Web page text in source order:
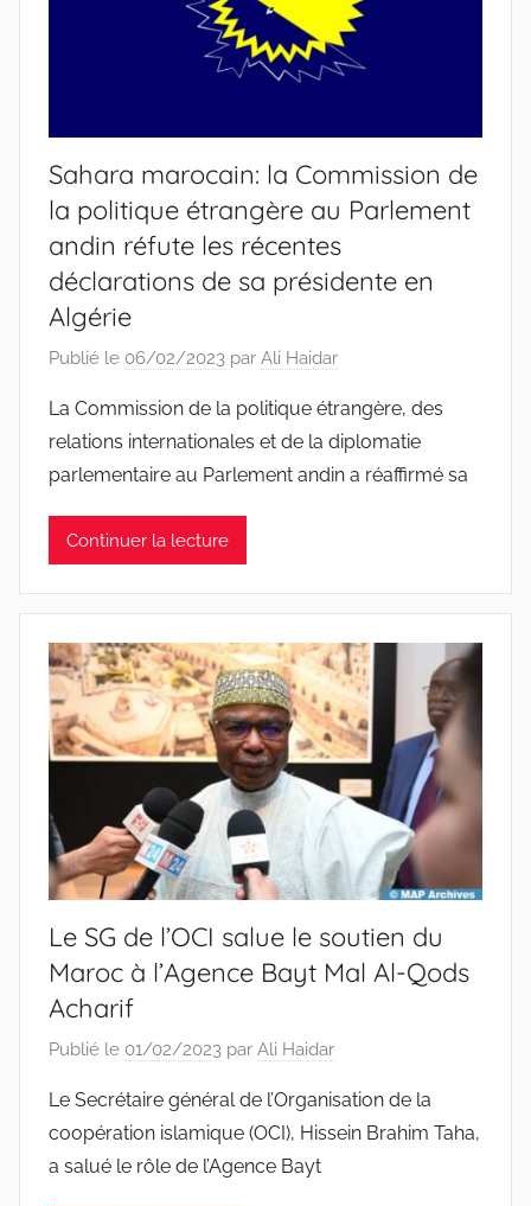
Sahara marocain: la Commission de
la politique étrangère au Parlement
andin réfute les récentes
déclarations de sa présidente en
Algérie
Publié le 06/02/2023 par Ali Haidar
La Commission de la politique étrangère, des
relations internationales et de la diplomatie
parlementaire au Parlement andin a réaffirmé sa
Continuer la lecture
Le SG de l’OCI salue le soutien du
Maroc à l’Agence Bayt Mal Al-Qods
Acharif
Publié le 01/02/2023 par Ali Haidar
Le Secrétaire général de l’Organisation de la
coopération islamique (OCI), Hissein Brahim Taha,
a salué le rôle de l’Agence Bayt